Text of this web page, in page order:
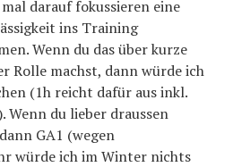
darauf fokussieren eine
ins Training
Wenn du das über kurze
Rolle machst, dann würde ich
(1h reicht dafür aus inkl.
Wenn du lieber draussen
GA1 (wegen
würde ich im Winter nichts